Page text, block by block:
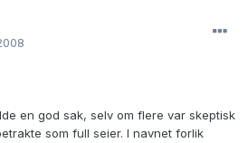
en god sak, selv om flere var skeptisk
som full seier. I navnet forlik